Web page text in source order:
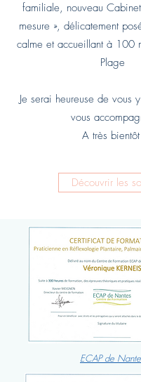
familiale, nouveau
mesure », délicatement
calme et accueillant à 100
Plage
Je serai heureuse de vous y
vous
A très bientôt
Découvrir les
ECAP de